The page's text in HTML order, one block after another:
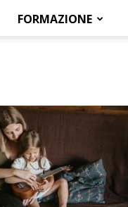
Federazione
Nazionale
degli
FORMAZIONE